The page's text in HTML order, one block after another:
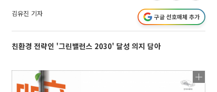
김유진 기자 구글 선호매체 추가
친환경 전략인 '그린밸런스 2030' 달성 의지 담아